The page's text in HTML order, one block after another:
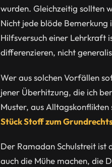
wurden. Gleichzeitig sollten
Nicht jede blöde Bemerkung
Hilfsversuch einer Lehrkraft
differenzieren, nicht
Wer aus solchen Vorfällen
jener Überhitzung, die ich
Muster, aus
Stück Stoff zum
Der Ramadan Schulstreit ist
auch die Mühe machen, die